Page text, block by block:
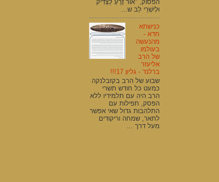
הפסוק, "אוֹר זָרֻעַ לַצַּדִּיק
וּלְיִשְׁרֵי לֵב ש...
כנישתא
חדא -
מהנעשה
בעולמו
של הרב
אליעזר
ברלנד - גליון 17!!!
שבוע של הרב בקזבלנקה
כמעט כל חודש תשרי
הרב היה עם תלמידיו ללא
הפסק, תפילות עם
התלהבות גדול שאי אפשר
לתאר, שמחה וריקודים
מעל דרך ...